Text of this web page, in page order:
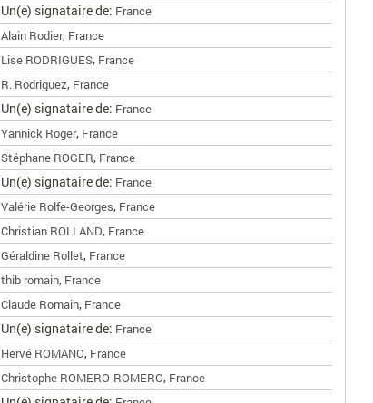
Un(e) signataire de: France
Alain Rodier, France
Lise RODRIGUES, France
R. Rodriguez, France
Un(e) signataire de: France
Yannick Roger, France
Stéphane ROGER, France
Un(e) signataire de: France
Valérie Rolfe-Georges, France
Christian ROLLAND, France
Géraldine Rollet, France
thib romain, France
Claude Romain, France
Un(e) signataire de: France
Hervé ROMANO, France
Christophe ROMERO-ROMERO, France